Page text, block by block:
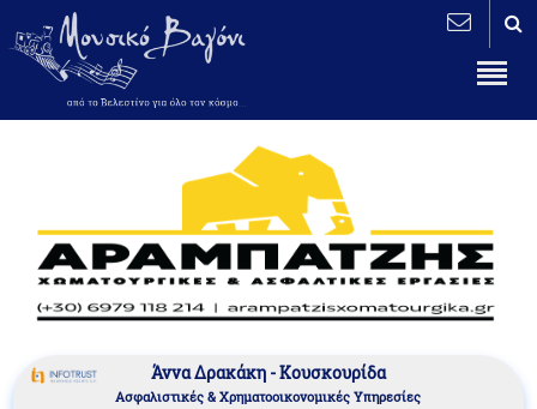
Άννα Δρακάκη - Κουσκουρίδα
Aσφαλιστικές & Χρηματοοικονομικές Υπηρεσίες